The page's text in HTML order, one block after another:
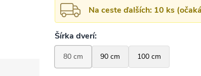
Na ceste ďalších: 10 ks